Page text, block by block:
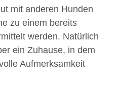
mit anderen Hunden
zu einem bereits
werden. Natürlich
ein Zuhause, in dem
Aufmerksamkeit